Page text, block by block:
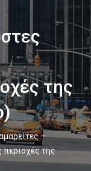
της
–
περιοχές της